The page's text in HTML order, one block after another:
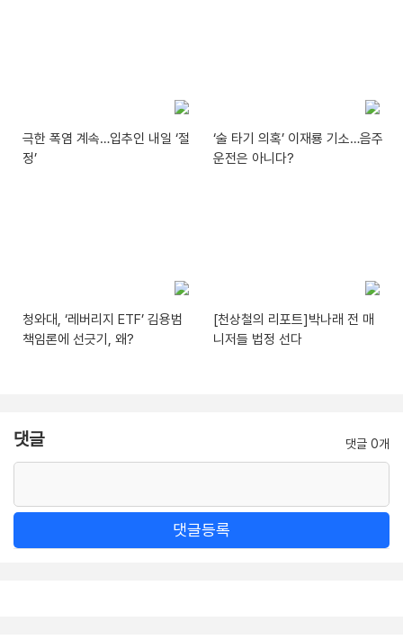
극한 폭염 계속…입추인 내일 ‘절
정’
‘술 타기 의혹’ 이재룡 기소…음주
운전은 아니다?
청와대, ‘레버리지 ETF’ 김용범
책임론에 선긋기, 왜?
[천상철의 리포트]박나래 전 매
니저들 법정 선다
댓글 댓글 0개
댓글등록